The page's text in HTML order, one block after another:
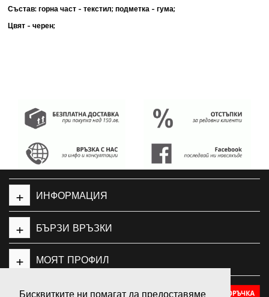
Бисквитките ни помагат да предоставяме
Състав: горна част - текстил; подметка - гума;
Цвят - черен;
ИНФОРМАЦИЯ
+
БЪРЗИ ВРЪЗКИ
+
МОЯТ ПРОФИЛ
+